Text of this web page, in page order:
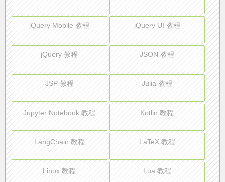
jQuery Mobile 教程 jQuery UI 教程
jQuery 教程 JSON 教程
JSP 教程 Julia 教程
Jupyter Notebook 教程 Kotlin 教程
LangChain 教程 LaTeX 教程
Linux 教程 Lua 教程